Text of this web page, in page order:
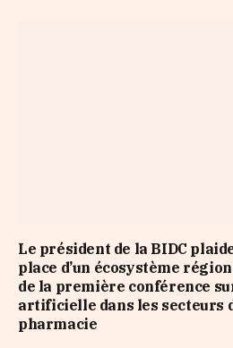
Le président de la BIDC
place d’un écosystème
de la première conférence
artificielle dans les secteurs
pharmacie